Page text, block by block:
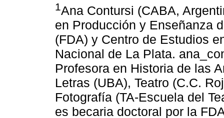
1Ana Contursi (CABA,
en Producción y Enseñanza
(FDA) y Centro de Estudios
Nacional de La Plata.
Profesora en Historia de las
Letras (UBA), Teatro (C.C.
Fotografía (TA-Escuela del
es becaria doctoral por la